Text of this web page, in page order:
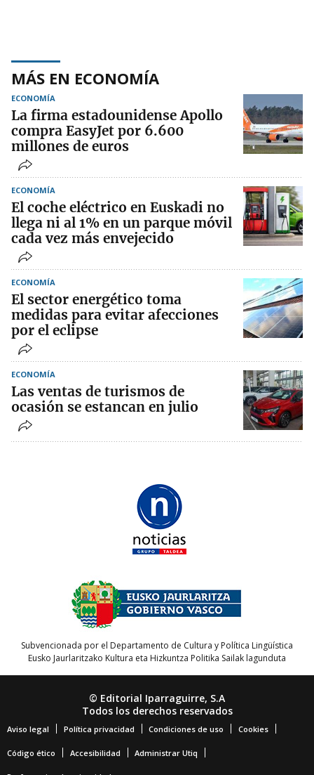
MÁS EN ECONOMÍA
ECONOMÍA
La firma estadounidense Apollo
compra EasyJet por 6.600
millones de euros
ECONOMÍA
El coche eléctrico en Euskadi no
llega ni al 1% en un parque móvil
cada vez más envejecido
ECONOMÍA
El sector energético toma
medidas para evitar afecciones
por el eclipse
ECONOMÍA
Las ventas de turismos de
ocasión se estancan en julio
Subvencionada por el Departamento de Cultura y Política Lingüística
Eusko Jaurlaritzako Kultura eta Hizkuntza Politika Sailak lagunduta
© Editorial Iparraguirre, S.A
Todos los derechos reservados
Aviso legal Política privacidad Condiciones de uso Cookies
Código ético Accesibilidad Administrar Utiq